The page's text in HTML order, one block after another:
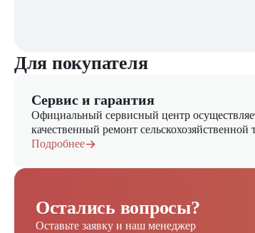
Для покупателя
Сервис и гарантия
Официальный сервисный центр
качественный ремонт сельскохозяйственной
Подробнее
Остались вопросы?
Оставьте заявку и наш менеджер